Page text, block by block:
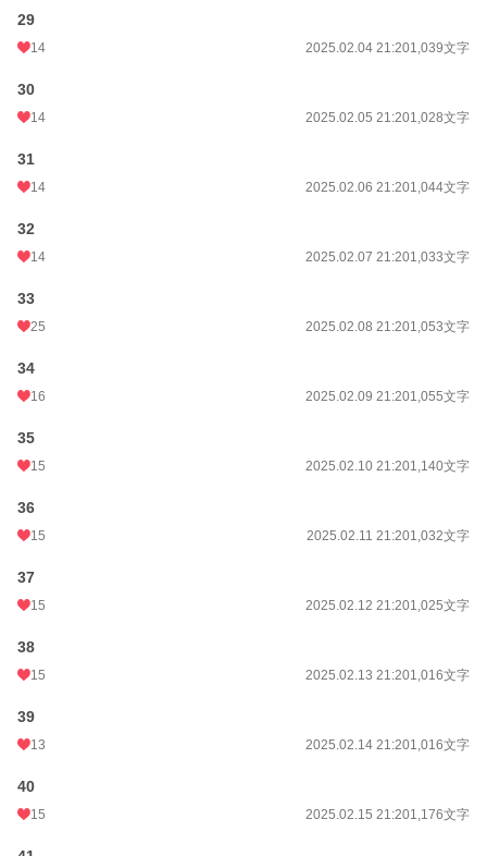
29
14 2025.02.04 21:201,039文字
30
14 2025.02.05 21:201,028文字
31
14 2025.02.06 21:201,044文字
32
14 2025.02.07 21:201,033文字
33
25 2025.02.08 21:201,053文字
34
16 2025.02.09 21:201,055文字
35
15 2025.02.10 21:201,140文字
36
15 2025.02.11 21:201,032文字
37
15 2025.02.12 21:201,025文字
38
15 2025.02.13 21:201,016文字
39
13 2025.02.14 21:201,016文字
40
15 2025.02.15 21:201,176文字